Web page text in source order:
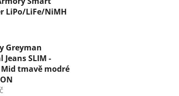
LiPo/LiFe/NiMH
Greyman
Jeans SLIM -
tmavě modré